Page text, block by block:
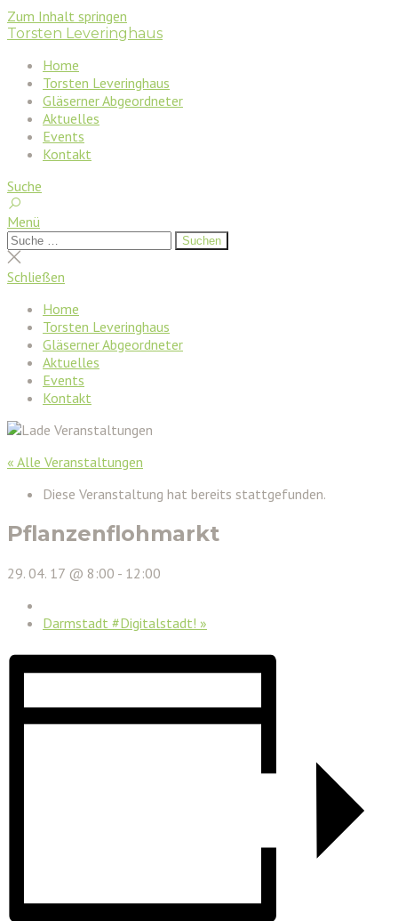
Zum Inhalt springen
Torsten Leveringhaus
Home
Torsten Leveringhaus
Gläserner Abgeordneter
Aktuelles
Events
Kontakt
Suche
Menü
Suchen
nach:
Suchen
Suche
schließen
Schließen
Home
Torsten Leveringhaus
Gläserner Abgeordneter
Aktuelles
Events
Kontakt
« Alle Veranstaltungen
Diese Veranstaltung hat bereits stattgefunden.
Pflanzenflohmarkt
29. 04. 17 @ 8:00 - 12:00
Darmstadt #Digitalstadt! »